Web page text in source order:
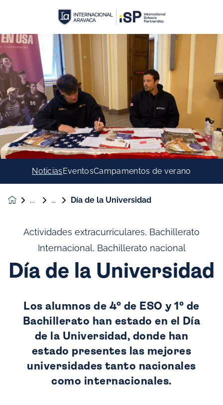
NoticiasEventosCampamentos de verano
Día de la Universidad
Actividades extracurriculares, Bachillerato
Internacional, Bachillerato nacional
Día de la Universidad
Los alumnos de 4º de ESO y 1º de
Bachillerato han estado en el Día
de la Universidad, donde han
estado presentes las mejores
universidades tanto nacionales
como internacionales.